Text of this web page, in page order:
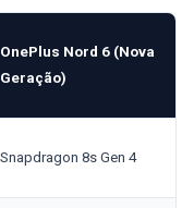
OnePlus Nord 6 (Nova
Geração)
Snapdragon 8s Gen 4